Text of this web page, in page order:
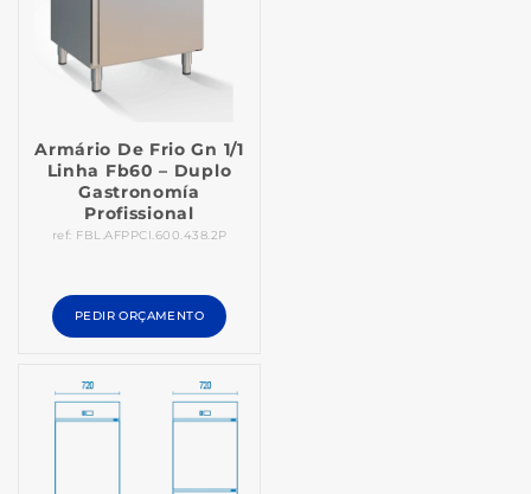
Armário De Frio Gn 1/1
Linha Fb60 – Duplo
Gastronomía
Profissional
ref: FBL.AFPPCI.600.438.2P
PEDIR ORÇAMENTO